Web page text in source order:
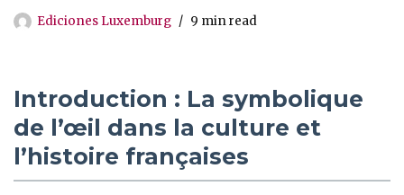
Ediciones Luxemburg 9 min read
Introduction : La symbolique
de l’œil dans la culture et
l’histoire françaises